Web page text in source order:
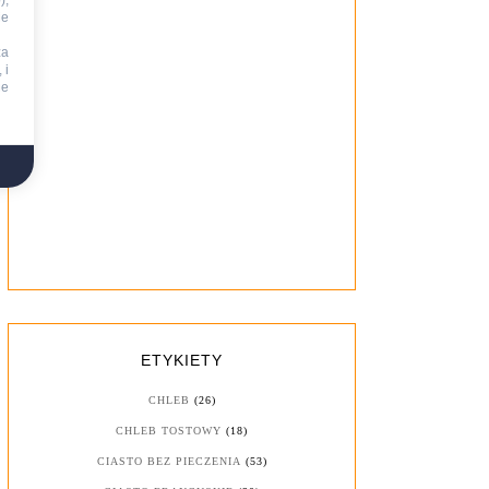
ETYKIETY
CHLEB (26)
CHLEB TOSTOWY (18)
CIASTO BEZ PIECZENIA (53)
i